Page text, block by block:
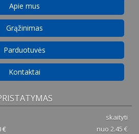
Apie mus
Grąžinimas
Parduotuvės
Kontaktai
skaityti
€
nuo 2.45 €